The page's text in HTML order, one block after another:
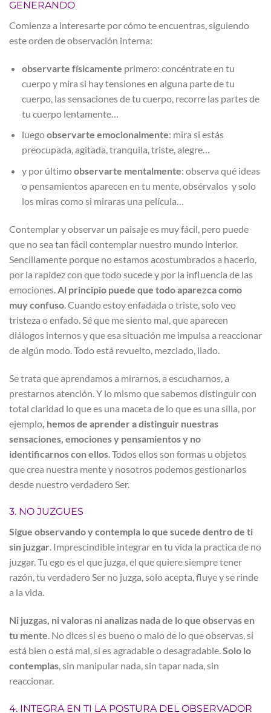
GENERANDO
Comienza a interesarte por cómo te encuentras, siguiendo
este orden de observación interna:
observarte físicamente primero: concéntrate en tu
cuerpo y mira si hay tensiones en alguna parte de tu
cuerpo, las sensaciones de tu cuerpo, recorre las partes de
tu cuerpo lentamente…
luegoobservarte emocionalmente: mira si estás
preocupada, agitada, tranquila, triste, alegre…
y por últimoobservarte mentalmente: observa qué ideas
o pensamientos aparecen en tu mente, obsérvalos y solo
los miras como si miraras una película…
Contemplar y observar un paisaje es muy fácil, pero puede
que no sea tan fácil contemplar nuestro mundo interior.
Sencillamente porque no estamos acostumbrados a hacerlo,
por la rapidez con que todo sucede y por la influencia de las
emociones. Al principio puede que todo aparezca como
muy confuso . Cuando estoy enfadada o triste, solo veo
tristeza o enfado. Sé que me siento mal, que aparecen
diálogos internos y que esa situación me impulsa a reaccionar
de algún modo. Todo está revuelto, mezclado, liado.
Se trata que aprendamos a mirarnos, a escucharnos, a
prestarnos atención. Y lo mismo que sabemos distinguir con
total claridad lo que es una maceta de lo que es una silla, por
ejemplo , hemos de aprender a distinguir nuestras
sensaciones, emociones y pensamientos y no
identificarnos con ellos . Todos ellos son formas u objetos
que crea nuestra mente y nosotros podemos gestionarlos
desde nuestro verdadero Ser.
3. NO JUZGUES
Sigue observando y contempla lo que sucede dentro de ti
sin juzgar. Imprescindible integrar en tu vida la practica de no
juzgar. Tu ego es el que juzga, el que quiere siempre tener
razón, tu verdadero Ser no juzga, solo acepta, fluye y se rinde
a la vida.
Ni juzgas, ni valoras ni analizas nada de lo que observas en
tu mente. No dices si es bueno o malo de lo que observas, si
está bien o está mal, si es agradable o desagradable.Solo lo
contemplas, sin manipular nada, sin tapar nada, sin
reaccionar.
4. INTEGRA EN TI LA POSTURA DELOBSERVADOR